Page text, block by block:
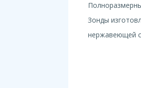
Зонды
нержавеющей